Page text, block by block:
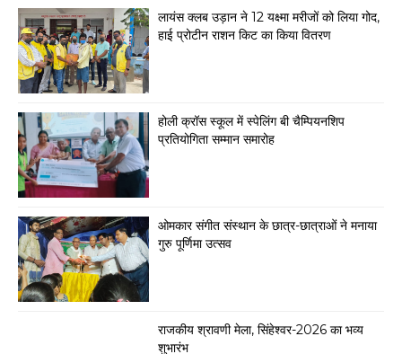
लायंस क्लब उड़ान ने 12 यक्ष्मा मरीजों को लिया गोद,
हाई प्रोटीन राशन किट का किया वितरण
होली क्रॉस स्कूल में स्पेलिंग बी चैम्पियनशिप
प्रतियोगिता सम्मान समारोह
ओमकार संगीत संस्थान के छात्र-छात्राओं ने मनाया
गुरु पूर्णिमा उत्सव
राजकीय श्रावणी मेला, सिंहेश्वर-2026 का भव्य
शुभारंभ